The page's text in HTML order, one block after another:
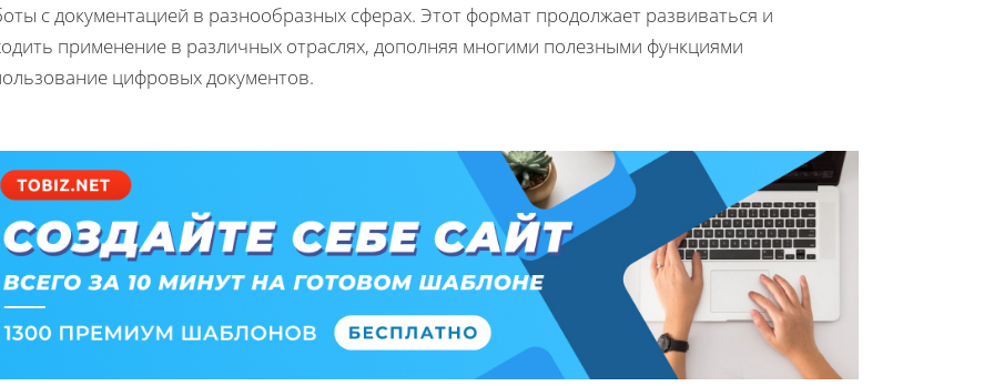
с документацией в разнообразных сферах. Этот формат продолжает развиваться и
применение в различных отраслях, дополняя многими полезными функциями
цифровых документов.